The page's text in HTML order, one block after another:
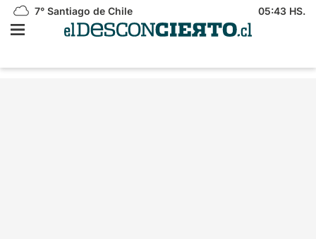
7° Santiago de Chile 05:43 HS.